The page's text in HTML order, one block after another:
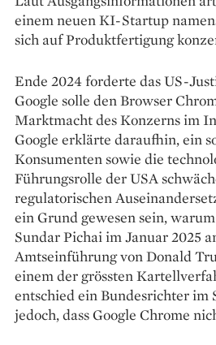
einem neuen KI-Startup
sich auf Produktfertigung
Ende 2024 forderte das US-
Google solle den Browser
Marktmacht des Konzerns im
Google erklärte daraufhin, ein
Konsumenten sowie die
Führungsrolle der USA
regulatorischen
ein Grund gewesen sein,
Sundar Pichai im Januar 2025
Amtseinführung von Donald
einem der grössten
entschied ein Bundesrichter im
jedoch, dass Google Chrome